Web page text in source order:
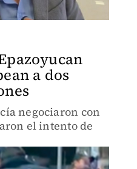
a dos
negociaron con
el intento de